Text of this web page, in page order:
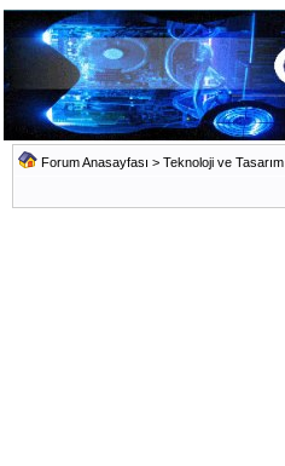
Forum Anasayfası > Teknoloji ve Tasarım